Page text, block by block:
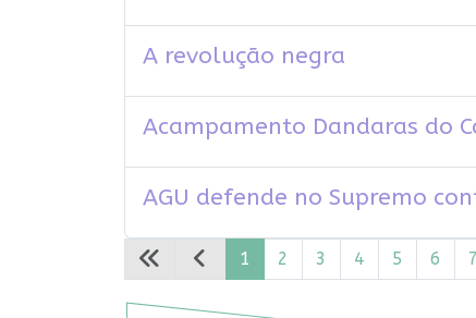
A revolução negra
Acampamento Dandaras do
AGU defende no Supremo
1 2 3 4 5 6 7